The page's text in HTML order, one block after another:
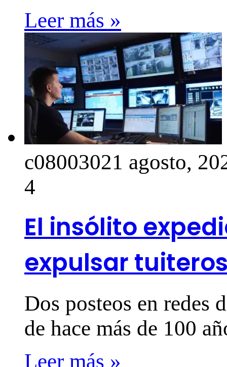
Leer más »
c08003021 agosto,
4
El insólito
expulsar
Dos posteos en redes
de hace más de 100
Leer más »